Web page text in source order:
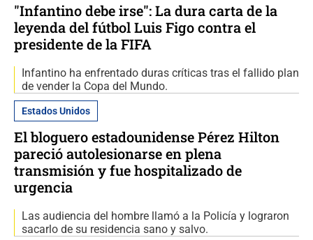
"Infantino debe irse": La dura carta de la
leyenda del fútbol Luis Figo contra el
presidente de la FIFA
Infantino ha enfrentado duras críticas tras el fallido plan
de vender la Copa del Mundo.
Estados Unidos
El bloguero estadounidense Pérez Hilton
pareció autolesionarse en plena
transmisión y fue hospitalizado de
urgencia
Las audiencia del hombre llamó a la Policía y lograron
sacarlo de su residencia sano y salvo.